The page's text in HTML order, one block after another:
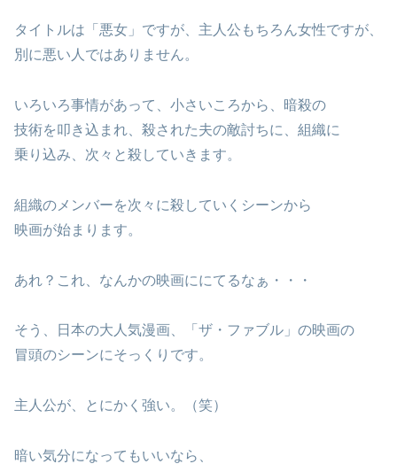
タイトルは「悪女」ですが、主人公もちろん女性ですが、
別に悪い人ではありません。
いろいろ事情があって、小さいころから、暗殺の
技術を叩き込まれ、殺された夫の敵討ちに、組織に
乗り込み、次々と殺していきます。
組織のメンバーを次々に殺していくシーンから
映画が始まります。
あれ？これ、なんかの映画ににてるなぁ・・・
そう、日本の大人気漫画、「ザ・ファブル」の映画の
冒頭のシーンにそっくりです。
主人公が、とにかく強い。（笑）
暗い気分になってもいいなら、